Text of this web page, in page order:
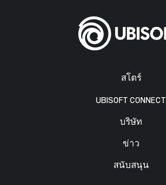
สโตร์
UBISOFT CONNECT
บริษัท
ข่าว
สนับสนุน